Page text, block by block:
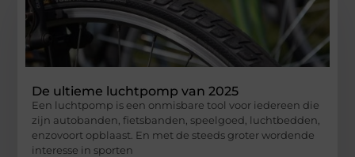
De ultieme luchtpomp van 2025
Een luchtpomp is een onmisbare tool voor iedereen die
zijn autobanden, fietsbanden, speelgoed, luchtbedden,
enzovoort opblaast. En met de steeds groter wordende
interesse in sporten